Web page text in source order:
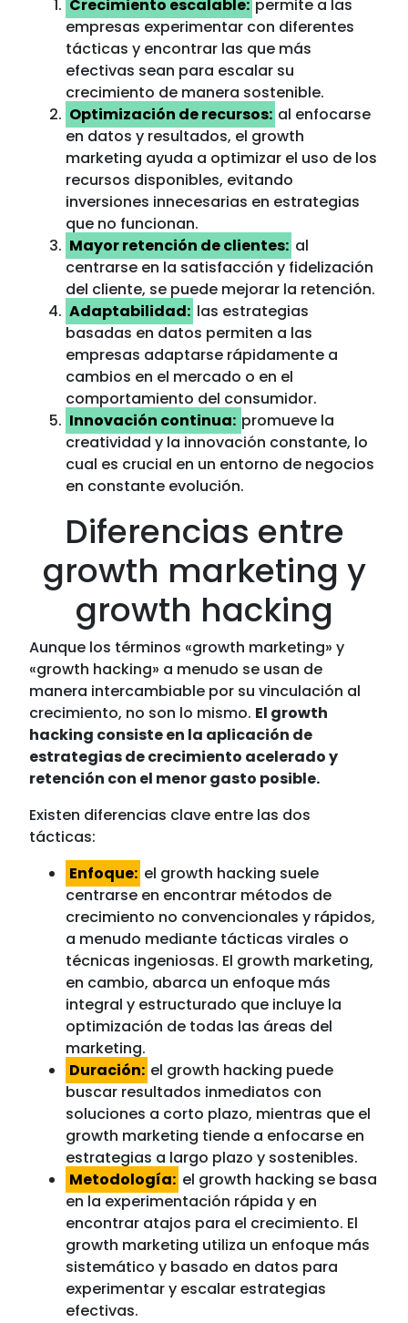
Crecimiento escalable: permite a las
empresas experimentar con diferentes
tácticas y encontrar las que más
efectivas sean para escalar su
crecimiento de manera sostenible.
Optimización de recursos: al enfocarse
en datos y resultados, el growth
marketing ayuda a optimizar el uso de los
recursos disponibles, evitando
inversiones innecesarias en estrategias
que no funcionan.
Mayor retención de clientes: al
centrarse en la satisfacción y fidelización
del cliente, se puede mejorar la retención.
Adaptabilidad: las estrategias
basadas en datos permiten a las
empresas adaptarse rápidamente a
cambios en el mercado o en el
comportamiento del consumidor.
Innovación continua: promueve la
creatividad y la innovación constante, lo
cual es crucial en un entorno de negocios
en constante evolución.
Diferencias entre
growth marketing y
growth hacking
Aunque los términos «growth marketing» y
«growth hacking» a menudo se usan de
manera intercambiable por su vinculación al
crecimiento, no son lo mismo. El growth
hacking consiste en la aplicación de
estrategias de crecimiento acelerado y
retención con el menor gasto posible.
Existen diferencias clave entre las dos
tácticas:
Enfoque: el growth hacking suele
centrarse en encontrar métodos de
crecimiento no convencionales y rápidos,
a menudo mediante tácticas virales o
técnicas ingeniosas. El growth marketing,
en cambio, abarca un enfoque más
integral y estructurado que incluye la
optimización de todas las áreas del
marketing.
Duración: el growth hacking puede
buscar resultados inmediatos con
soluciones a corto plazo, mientras que el
growth marketing tiende a enfocarse en
estrategias a largo plazo y sostenibles.
Metodología: el growth hacking se basa
en la experimentación rápida y en
encontrar atajos para el crecimiento. El
growth marketing utiliza un enfoque más
sistemático y basado en datos para
experimentar y escalar estrategias
efectivas.